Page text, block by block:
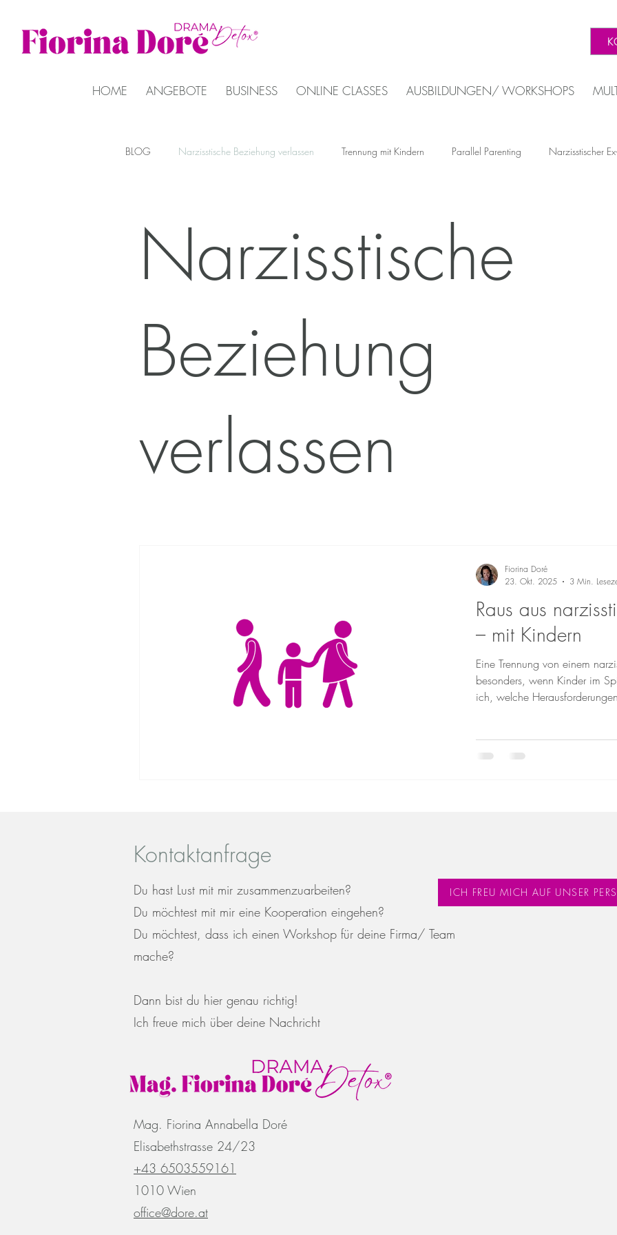
HOME ANGEBOTE BUSINESS ONLINE CLASSES AUSBILDUNGEN/ WORKSHOPS
BLOG Narzisstische Beziehung verlassen Trennung mit Kindern Parallel Parenting Narzisstischer
Grenzen setzen Ex-Partner Resilienz & Mentale Gesundheit Trauerbewältigung & Krisenbewältigu
Familien & Kinder in Krisen
Persönlichkeitsentwicklung Prüfungsangst & Schule Mentaltraining für Kinder
Narzisstische
Beziehung
verlassen
Raus aus
– mit Kindern
Eine Trennung von einem
besonders, wenn Kinder im
ich, welche
Fiorina Doré
23. Okt. 2025
3 Min.
Kontaktanfrage
Du hast Lust mit mir zusammenzuarbeiten?
Du möchtest mit mir eine Kooperation eingehen?
Du möchtest, dass ich einen Workshop für deine Firma/ Team
mache?
Dann bist du hier genau richtig!
Ich freue mich über deine Nachricht
ICH FREU MICH AUF UNSER
Mag. Fiorina Annabella Doré
Elisabethstrasse 24/23
+43 6503559161
1010 Wien
office@dore.at